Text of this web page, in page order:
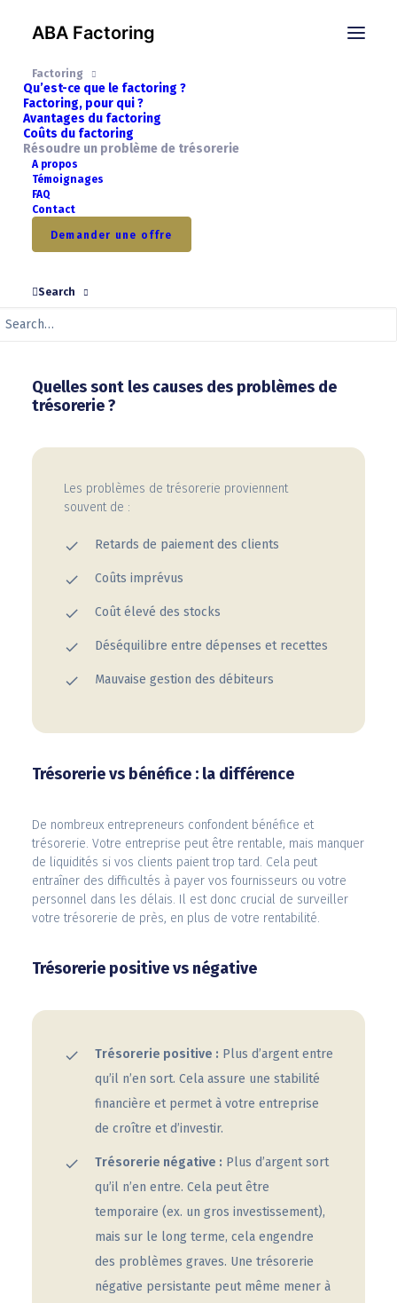
ABA Factoring
Factoring
Qu’est-ce que le factoring ?
Factoring, pour qui ?
Avantages du factoring
Coûts du factoring
Résoudre un problème de trésorerie
A propos
Témoignages
FAQ
Contact
Demander une offre
Search
Résoudre un problème
de trésorerie
Préserver la stabilité financière
sortant de votre entreprise sur une période donnée. Une
couvrir les coûts opérationnels et les obligations financières.
Mais comment éviter ou résoudre un problème de trésorerie
Quelles sont les causes des problèmes de
trésorerie ?
Les problèmes de trésorerie proviennent
souvent de :
Retards de paiement des clients
Coûts imprévus
Coût élevé des stocks
Déséquilibre entre dépenses et recettes
Mauvaise gestion des débiteurs
Trésorerie vs bénéfice : la différence
De nombreux entrepreneurs confondent bénéfice et
trésorerie. Votre entreprise peut être rentable, mais manquer
de liquidités si vos clients paient trop tard. Cela peut
entraîner des difficultés à payer vos fournisseurs ou votre
personnel dans les délais. Il est donc crucial de surveiller
votre trésorerie de près, en plus de votre rentabilité.
Trésorerie positive vs négative
Trésorerie positive : Plus d’argent entre
qu’il n’en sort. Cela assure une stabilité
financière et permet à votre entreprise
de croître et d’investir.
Trésorerie négative : Plus d’argent sort
qu’il n’en entre. Cela peut être
temporaire (ex. un gros investissement),
mais sur le long terme, cela engendre
des problèmes graves. Une trésorerie
négative persistante peut même mener à